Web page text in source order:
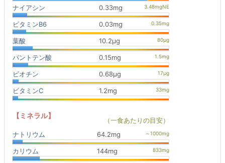
ナイアシン 0.33mg
ビタミンB6 0.03mg
葉酸 10.2μg
パントテン酸 0.15mg
ビオチン 0.68μg
ビタミンC 1.2mg
【ミネラル】
（一食あたりの目安）
ナトリウム
64.2mg
カリウム 144mg